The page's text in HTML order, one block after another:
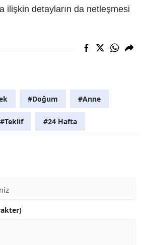
ilişkin detayların da netleşmesi
#Doğum #Anne
#Teklif #24 Hafta